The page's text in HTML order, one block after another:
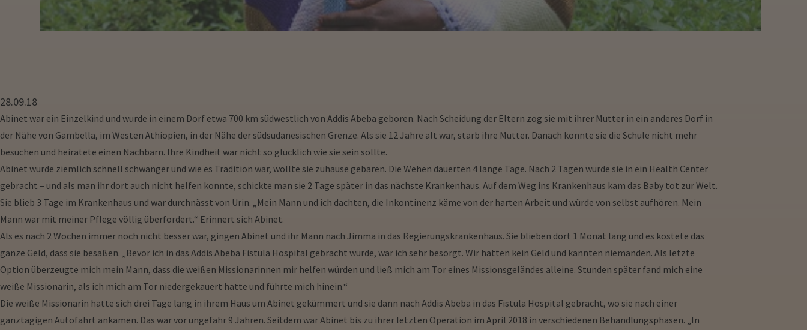
28.09.18
Abinet war ein Einzelkind und wurde in einem Dorf etwa 700 km südwestlich von Addis Abeba geboren. Nach Scheidung der Eltern zog sie mit ihrer Mutter in ein anderes Dorf in
der Nähe von Gambella, im Westen Äthiopien, in der Nähe der südsudanesischen Grenze. Als sie 12 Jahre alt war, starb ihre Mutter. Danach konnte sie die Schule nicht mehr
besuchen und heiratete einen Nachbarn. Ihre Kindheit war nicht so glücklich wie sie sein sollte.
Abinet wurde ziemlich schnell schwanger und wie es Tradition war, wollte sie zuhause gebären. Die Wehen dauerten 4 lange Tage. Nach 2 Tagen wurde sie in ein Health Center
gebracht – und als man ihr dort auch nicht helfen konnte, schickte man sie 2 Tage später in das nächste Krankenhaus. Auf dem Weg ins Krankenhaus kam das Baby tot zur Welt.
Sie blieb 3 Tage im Krankenhaus und war durchnässt von Urin. „Mein Mann und ich dachten, die Inkontinenz käme von der harten Arbeit und würde von selbst aufhören. Mein
Mann war mit meiner Pflege völlig überfordert.“ Erinnert sich Abinet.
Als es nach 2 Wochen immer noch nicht besser war, gingen Abinet und ihr Mann nach Jimma in das Regierungskrankenhaus. Sie blieben dort 1 Monat lang und es kostete das
ganze Geld, dass sie besaßen. „Bevor ich in das Addis Abeba Fistula Hospital gebracht wurde, war ich sehr besorgt. Wir hatten kein Geld und kannten niemanden. Als letzte
Option überzeugte mich mein Mann, dass die weißen Missionarinnen mir helfen würden und ließ mich am Tor eines Missionsgeländes alleine. Stunden später fand mich eine
weiße Missionarin, als ich mich am Tor niedergekauert hatte und führte mich hinein.“
Die weiße Missionarin hatte sich drei Tage lang in ihrem Haus um Abinet gekümmert und sie dann nach Addis Abeba in das Fistula Hospital gebracht, wo sie nach einer
ganztägigen Autofahrt ankamen. Das war vor ungefähr 9 Jahren. Seitdem war Abinet bis zu ihrer letzten Operation im April 2018 in verschiedenen Behandlungsphasen. „In